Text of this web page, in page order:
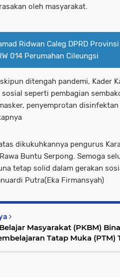
oleh masyarakat.
Ridwan Caleg DPRD Provinsi
014 Perumahan Cileungsi
ditengah pandemi, Kader
seperti pembagian
penyemprotan
dikukuhkannya pengurus
Buntu Serpong. Semoga
tetap solid dalam gerakan
Putra(Eka Firmansyah)
Masyarakat (PKBM)
Tatap Muka (PTM)